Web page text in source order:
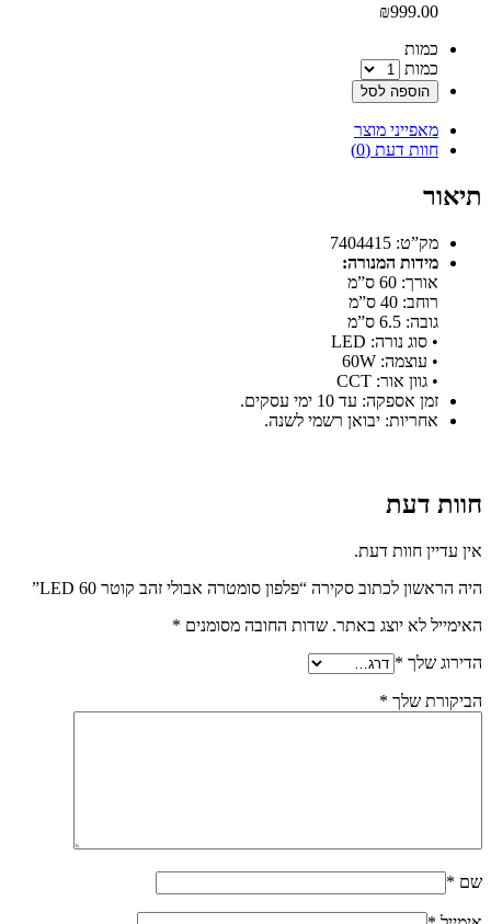
₪999.00
‫כמות‬
כמות
הוספה לסל
מאפייני מוצר
חוות דעת (0)
תיאור
מק”ט: 7404415
מידות המנורה:
אורך: 60 ס”מ
רוחב: 40 ס”מ
גובה: 6.5 ס”מ
• סוג נורה: LED
• עוצמה: 60W
• גוון אור: CCT
זמן אספקה: עד 10 ימי עסקים.
אחריות: יבואן רשמי לשנה.
חוות דעת
אין עדיין חוות דעת.
היה הראשון לכתוב סקירה “פלפון סומטרה אבולי זהב קוטר LED 60”
האימייל לא יוצג באתר. שדות החובה מסומנים *
הדירוג שלך *
הביקורת שלך *
שם *